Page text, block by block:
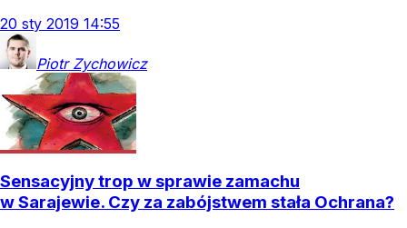
20 sty 2019 14:55
Piotr Zychowicz
Sensacyjny trop w sprawie zamachu
w Sarajewie. Czy za zabójstwem stała Ochrana?